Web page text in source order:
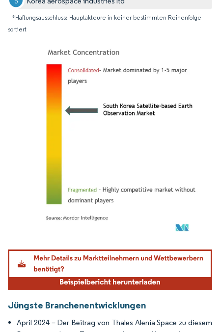
*Haftungsausschluss: Hauptakteure in keiner bestimmten Reihenfolge
sortiert
Bild © Mordor Intelligence. Wiederverwendung erfordert Namensnennung gemäß
Jüngste Branchenentwicklungen
April 2024 – Der Beitrag von Thales Alenia Space zu diesem